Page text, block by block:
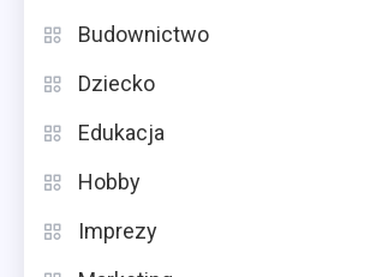
Budownictwo
Dziecko
Edukacja
Hobby
Imprezy